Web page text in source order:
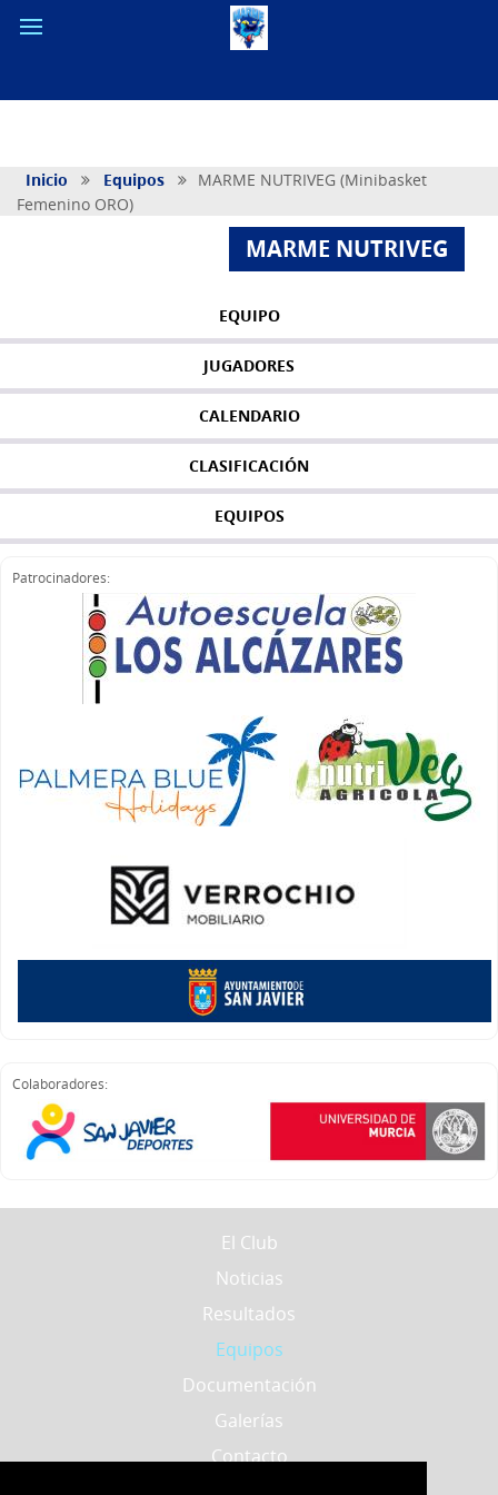
MARME NUTRIVEG
Inicio Equipos
MARME NUTRIVEG (Minibasket
Femenino ORO)
EQUIPO
JUGADORES
CALENDARIO
CLASIFICACIÓN
EQUIPOS
Patrocinadores:
Colaboradores:
El Club
Noticias
Resultados
Equipos
Documentación
Galerías
Contacto